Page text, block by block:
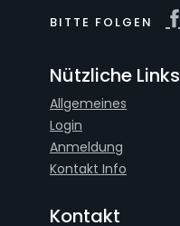
BITTE FOLGEN
Nützliche Links
Allgemeines
Login
Anmeldung
Kontakt Info
Kontakt